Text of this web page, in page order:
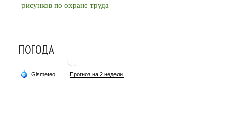
рисунков по охране труда
ПОГОДА